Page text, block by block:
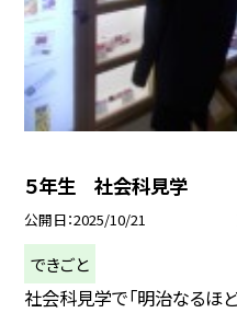
５年生 社会科見学
公開日 2025/10/21
できごと
社会科見学で「明治なるほ